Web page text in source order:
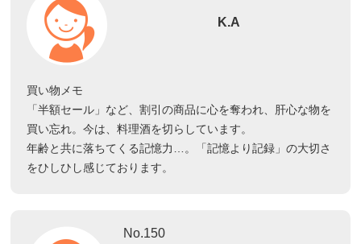
K.A
買い物メモ
「半額セール」など、割引の商品に心を奪われ、肝心な物を
買い忘れ。今は、料理酒を切らしています。
年齢と共に落ちてくる記憶力…。「記憶より記録」の大切さ
をひしひし感じております。
No.150